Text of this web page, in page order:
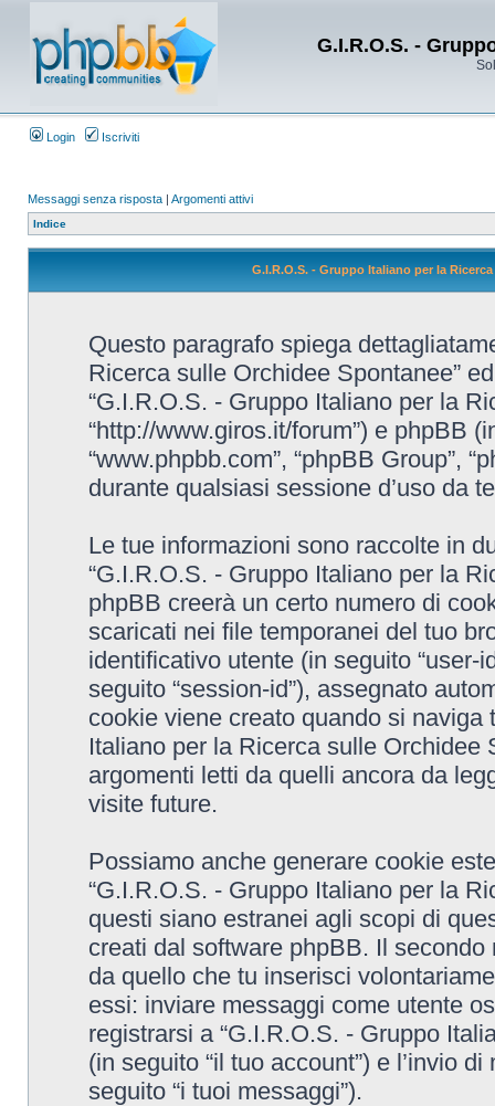
G.I.R.O.S. -
Login Iscriviti
Messaggi senza risposta | Argomenti attivi
Indice
G.I.R.O.S. - Gruppo Italiano per la
Questo paragrafo spiega
Ricerca sulle Orchidee Spontanee”
“G.I.R.O.S. - Gruppo Italiano per la
“http://www.giros.it/forum”) e phpBB
“www.phpbb.com”, “phpBB Group”,
durante qualsiasi sessione d’uso da
Le tue informazioni sono raccolte in
“G.I.R.O.S. - Gruppo Italiano per la
phpBB creerà un certo numero di
scaricati nei file temporanei del tuo
identificativo utente (in seguito
seguito “session-id”), assegnato
cookie viene creato quando si naviga
Italiano per la Ricerca sulle Orchidee
argomenti letti da quelli ancora da
visite future.
Possiamo anche generare cookie
“G.I.R.O.S. - Gruppo Italiano per la
questi siano estranei agli scopi di
creati dal software phpBB. Il
da quello che tu inserisci
essi: inviare messaggi come utente
registrarsi a “G.I.R.O.S. - Gruppo
(in seguito “il tuo account”) e l’invio
seguito “i tuoi messaggi”).